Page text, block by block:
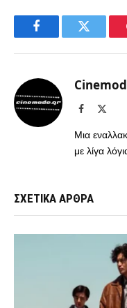
FacebookTwitter
Facebook
Μια
με λίγα
ΣΧΕΤΙΚΑ ΑΡΘΡΑ